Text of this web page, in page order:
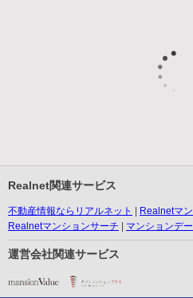
Realnet関連サービス
不動産情報ならリアルネット
Realnetマ
Realnetマンションサーチ
マンションデ
運営会社関連サービス